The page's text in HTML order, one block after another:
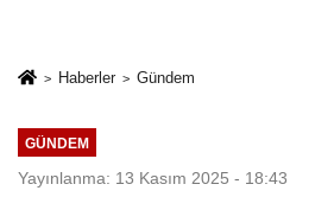
Haberler Gündem
GÜNDEM
Yayınlanma: 13 Kasım 2025 - 18:43